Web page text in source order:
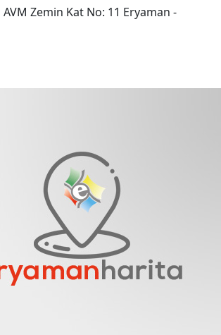
Zemin Kat No: 11 Eryaman -